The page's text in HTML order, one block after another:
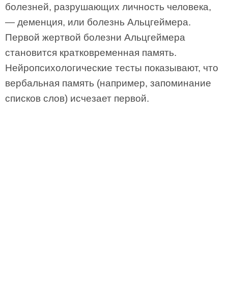
болезней, разрушающих личность человека,
— деменция, или болезнь Альцгеймера.
Первой жертвой болезни Альцгеймера
становится кратковременная память.
Нейропсихологические тесты показывают, что
вербальная память (например, запоминание
списков слов) исчезает первой.